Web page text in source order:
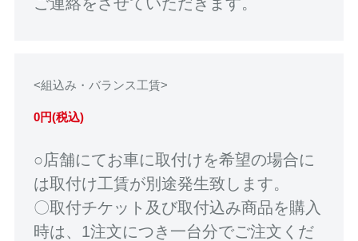
<組込み・バランス工賃>
0円(税込)
○店舗にてお車に取付けを希望の場合に
は取付け工賃が別途発生致します。
〇取付チケット及び取付込み商品を購入
時は、1注文につき一台分でご注文くだ